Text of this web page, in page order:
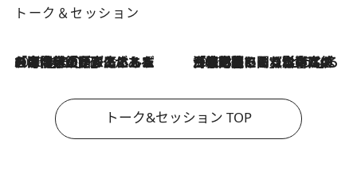
トーク＆セッション
2026.8.3
「今後値上げがあるとすれば…」「リスクがあるのは今年の冬」エネルギー専門家が語る、ホルムズ海峡封鎖が家庭にもたらす“ある心配” 2026.8.3
「住宅建てられない…」「サーチャージ料の高値が続いている」ホルムズ海峡封鎖による影響はいつまで続く？《エネルギー専門家に聞く“どうなる日本の暮らし”》
トーク&セッション TOP